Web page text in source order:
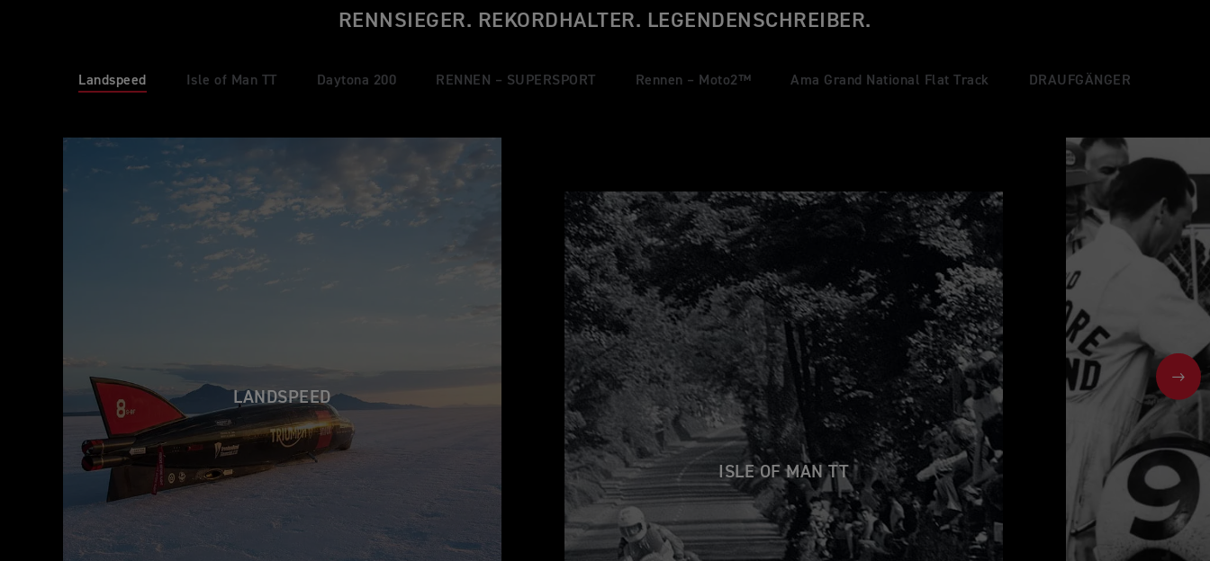
RENNSIEGER. REKORDHALTER. LEGENDENSCHREIBER.
Landspeed Isle of Man TT Daytona 200 RENNEN – SUPERSPORT Rennen – Moto2™ Ama Grand National Flat Track DRAUFGÄNGER
LANDSPEED
ISLE OF MAN TT
NEXT